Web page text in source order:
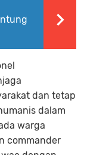
dan tetap
dalam
warga
commander